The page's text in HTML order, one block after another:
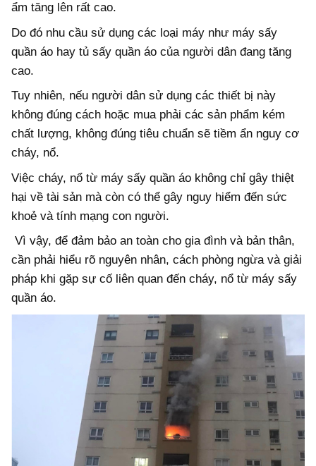
Video
ẩm tăng lên rất cao.
Do đó nhu cầu sử dụng các loại máy như máy sấy
quần áo hay tủ sấy quần áo của người dân đang tăng
cao.
Tuy nhiên, nếu người dân sử dụng các thiết bị này
không đúng cách hoặc mua phải các sản phẩm kém
chất lượng, không đúng tiêu chuẩn sẽ tiềm ẩn nguy cơ
cháy, nổ.
Việc cháy, nổ từ máy sấy quần áo không chỉ gây thiệt
hại về tài sản mà còn có thể gây nguy hiểm đến sức
khoẻ và tính mạng con người.
Vì vậy, để đảm bảo an toàn cho gia đình và bản thân,
cần phải hiểu rõ nguyên nhân, cách phòng ngừa và giải
pháp khi gặp sự cố liên quan đến cháy, nổ từ máy sấy
quần áo.